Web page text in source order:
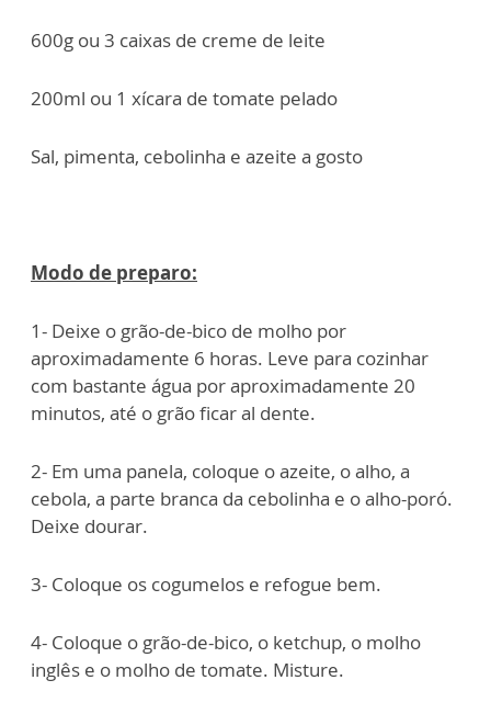
600g ou 3 caixas de creme de leite
200ml ou 1 xícara de tomate pelado
Sal, pimenta, cebolinha e azeite a gosto
Modo de preparo:
1- Deixe o grão-de-bico de molho por
aproximadamente 6 horas. Leve para cozinhar
com bastante água por aproximadamente 20
minutos, até o grão ficar al dente.
2- Em uma panela, coloque o azeite, o alho, a
cebola, a parte branca da cebolinha e o alho-poró.
Deixe dourar.
3- Coloque os cogumelos e refogue bem.
4- Coloque o grão-de-bico, o ketchup, o molho
inglês e o molho de tomate. Misture.